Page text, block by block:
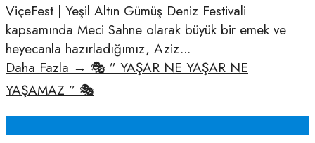
ViçeFest | Yeşil Altın Gümüş Deniz Festivali
kapsamında Meci Sahne olarak büyük bir emek ve
heyecanla hazırladığımız, Aziz...
Daha Fazla → 🎭 ” YAŞAR NE YAŞAR NE
YAŞAMAZ ” 🎭